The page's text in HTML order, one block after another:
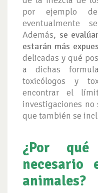
por ejemplo
eventualmente
Además, se
estarán más
delicadas y qué
a dichas
toxicólogos y
encontrar el
investigaciones
que también se
¿Por
necesario
animales?